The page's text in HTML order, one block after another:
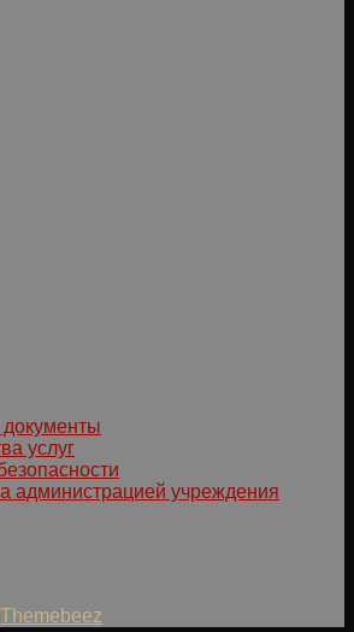
услуг
администрацией учреждения
Themebeez